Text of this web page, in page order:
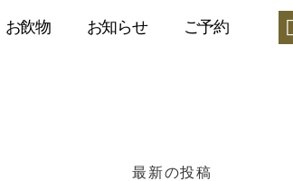
お飲物 お知らせ ご予約
最新の投稿